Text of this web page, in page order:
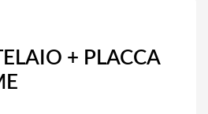
+ PLACCA